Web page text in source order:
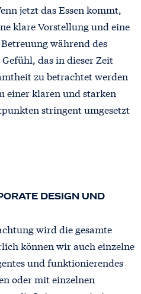
jetzt das Essen kommt,
klare Vorstellung und eine
während des
das in dieser Zeit
zu betrachtet werden
einer klaren und starken
stringent umgesetzt
DESIGN UND
wird die gesamte
können wir auch einzelne
und funktionierendes
oder mit einzelnen